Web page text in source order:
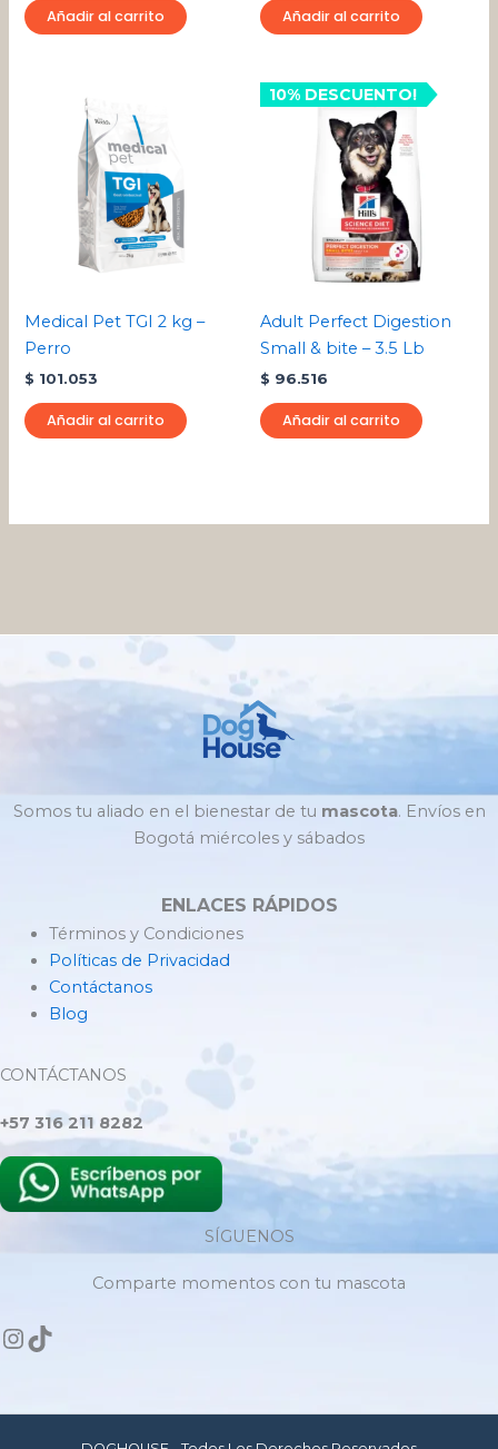
Añadir al carrito Añadir al carrito
Medical Pet TGI 2 kg –
Perro
$ 101.053
Añadir al carrito
10% DESCUENTO!
Adult Perfect Digestion
Small & bite – 3.5 Lb
$ 96.516
Añadir al carrito
Somos tu aliado en el bienestar de tu mascota. Envíos en
Bogotá miércoles y sábados
ENLACES RÁPIDOS
Términos y Condiciones
Políticas de Privacidad
Contáctanos
Blog
CONTÁCTANOS
+57 316 211 8282
SÍGUENOS
Comparte momentos con tu mascota